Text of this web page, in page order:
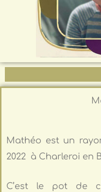
Mathéo est un
2022 à Charleroi en
C’est le pot de